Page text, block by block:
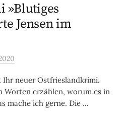
»Blutiges
Jensen im
Ihr neuer Ostfrieslandkrimi.
Worten erzählen, worum es in
mache ich gerne. Die ...